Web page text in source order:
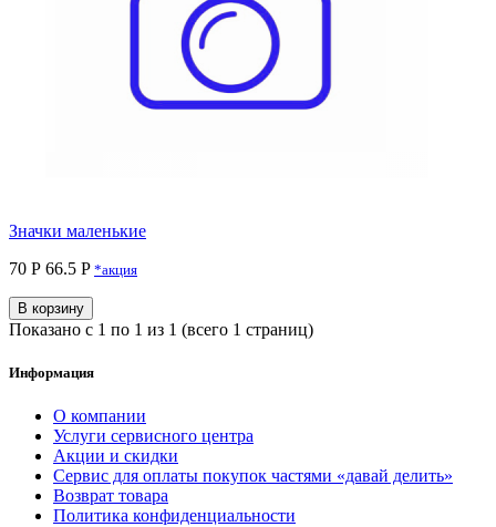
Значки маленькие
70 Р 66.5 P *акция
В корзину
Показано с 1 по 1 из 1 (всего 1 страниц)
Информация
О компании
Услуги сервисного центра
Акции и скидки
Сервис для оплаты покупок частями «давай делить»
Возврат товара
Политика конфиденциальности